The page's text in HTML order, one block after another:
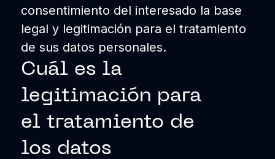
consentimiento del interesado la base
legal y legitimación para el tratamiento
de sus datos personales.
Cuál es la
legitimación para
el tratamiento de
los datos